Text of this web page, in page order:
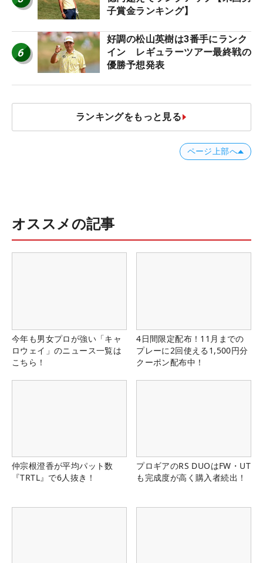
子賞金ランキング】
6
好調の松山英樹は3番手にランク
イン レギュラーツアー最終戦の
優勝予想発表
ランキングをもっと見る
ページ上部へ
オススメの記事
今年も男女プロが強い「キャ
ロウェイ」のニュース一覧は
こちら！
4日間限定配布！11月までの
プレーに2回使える1,500円分
クーポン配布中！
仲宗根澄香が平均パット数
『TRTL』で6人抜き！
プロギアのRS DUOはFW・UT
も完成度が高く購入者続出！